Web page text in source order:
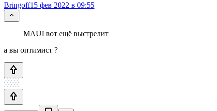
Bringoff15 фев 2022 в 09:55
MAUI вот ещё выстрелит
а вы оптимист ?